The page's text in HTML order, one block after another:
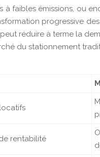
émissions, ou
progressive
réduire à terme la
du stationnement
rentabilité